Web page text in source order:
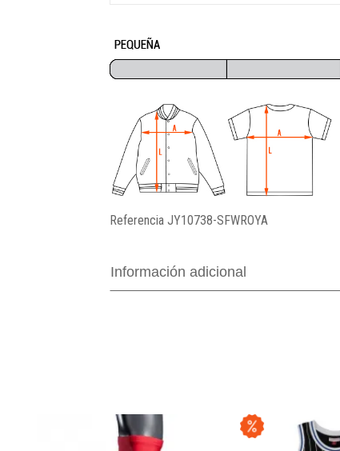
Referencia JY10738-SFWROYA
Información adicional